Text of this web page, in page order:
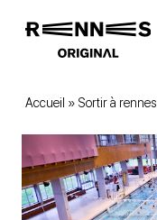
Accueil » Sortir à rennes